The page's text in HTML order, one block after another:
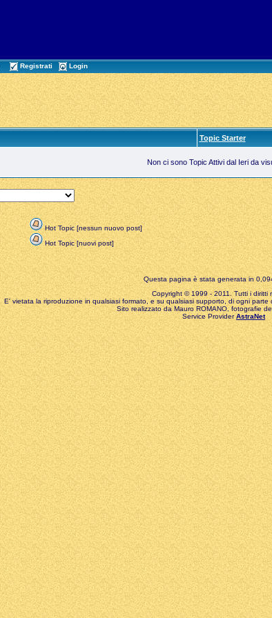
Registrati Login
Topic Starter
Non ci sono Topic Attivi dal Ieri da
Hot Topic [nessun nuovo post]
Hot Topic [nuovi post]
Questa pagina è stata generata in
Copyright © 1999 - 2011. Tutti i diritti
E' vietata la riproduzione in qualsiasi formato, e su qualsiasi supporto, di ogni
Sito realizzato da Mauro ROMANO, fotografie
Service ProviderAstraNet